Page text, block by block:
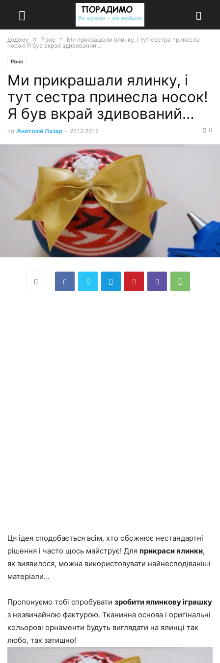
додому Різне
Ми прикрашали ялинку, і тут сестра принесла
носок! Я був вкрай здивований…
Різне
Ми прикрашали ялинку, і
тут сестра принесла носок!
Я був вкрай здивований…
по Анатолій Лазар - 27.12.2015 0
Ця ідея сподобається всім, хто обожнює нестандартні
рішення і часто щось майструє! Для прикраси ялинки,
як виявилося, можна використовувати найнесподіваніші
матеріали…
Пропонуємо тобі спробувати зробити ялинкову іграшку
з незвичайною фактурою. Тканинна основа і оригінальні
кольорові орнаменти будуть виглядати на ялинці так
любо, так затишно!